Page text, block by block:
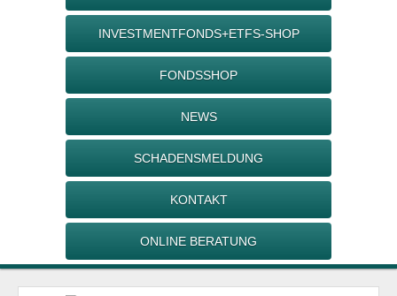
INVESTMENTFONDS+ETFS-SHOP
FONDSSHOP
NEWS
SCHADENSMELDUNG
KONTAKT
ONLINE BERATUNG